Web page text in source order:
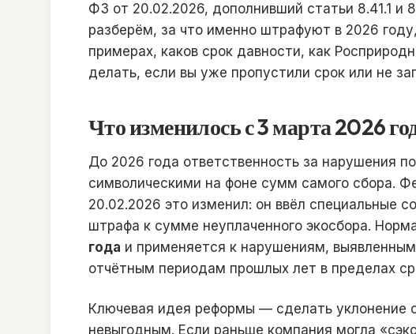
ФЗ от 20.02.2026, дополнивший статьи 8.41.1 и
разберём, за что именно штрафуют в 2026
примерах, каков срок давности, как
делать, если вы уже пропустили срок или не
Что изменилось с 3 марта 2026
До 2026 года ответственность за нарушения
символическими на фоне сумм самого сбора.
20.02.2026 это изменил: он ввёл специальные
штрафа к сумме неуплаченного экосбора.
года и применяется к нарушениям,
отчётным периодам прошлых лет в пределах
Ключевая идея реформы — сделать уклонение
невыгодным. Если раньше компания могла